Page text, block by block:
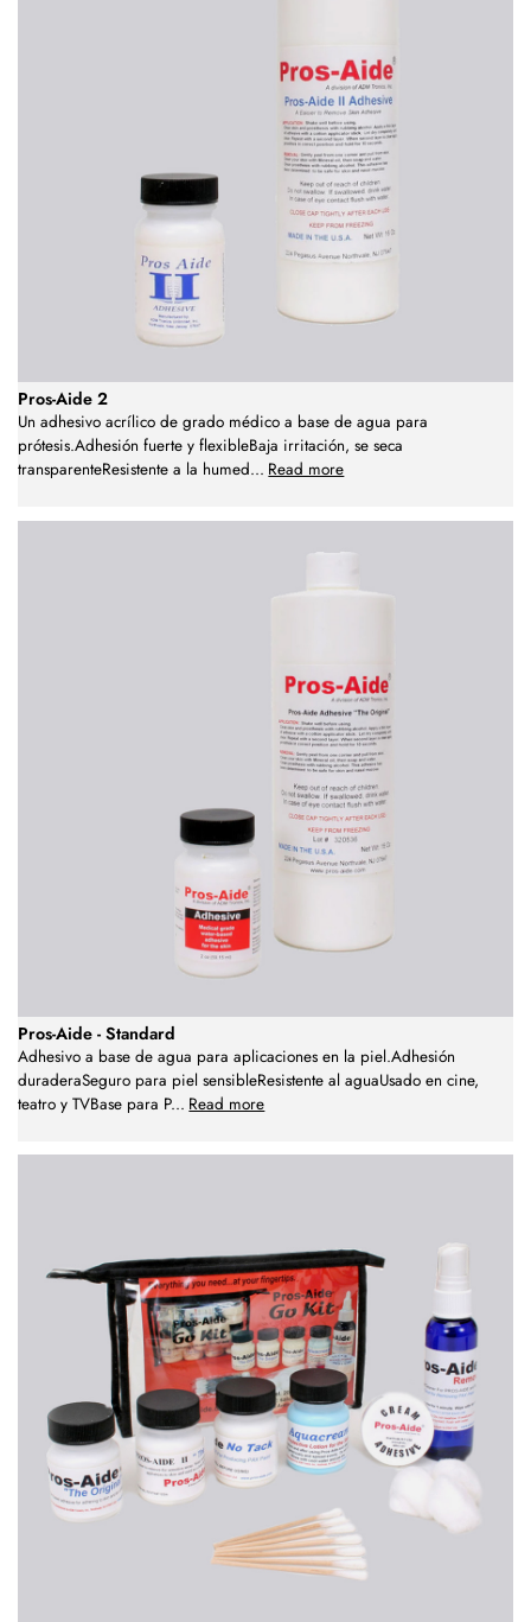
Pros-Aide 2
Un adhesivo acrílico de grado médico a base de agua para
prótesis.Adhesión fuerte y flexibleBaja irritación, se seca
transparenteResistente a la humed... Read more
Pros-Aide - Standard
Adhesivo a base de agua para aplicaciones en la piel.Adhesión
duraderaSeguro para piel sensibleResistente al aguaUsado en cine,
teatro y TVBase para P... Read more